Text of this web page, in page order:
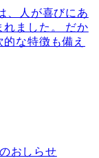
、人が喜びにあ
れました。 だか
な特徴も備え
おしらせ